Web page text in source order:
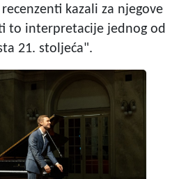
kazali za njegove
to interpretacije jednog od
21. stoljeća".